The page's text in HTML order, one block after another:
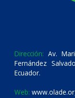
Dirección: Av.
Fernández
Ecuador.
Web: